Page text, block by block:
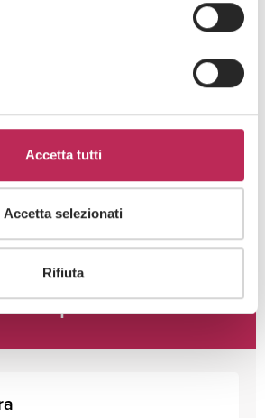
Accetta tutti
Accetta selezionati
Rifiuta
dichiari di aver preso visione
privacy
professionisti